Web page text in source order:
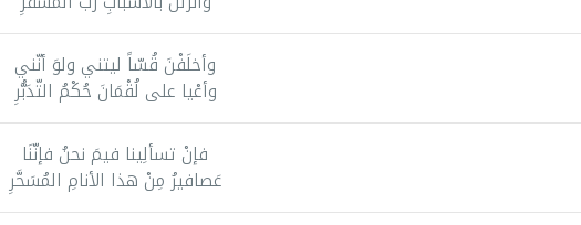
وأخلَفْنَ قُسّاً ليتني ولوَ أنّني
وأعْيا على لُقْمَانَ حُكْمُ التّدَبُّرِ
فإنْ تسألِينا فيمَ نحنُ فإنّنَا
عَصافيرُ مِنْ هذا الأنامِ المُسَحَّرِ